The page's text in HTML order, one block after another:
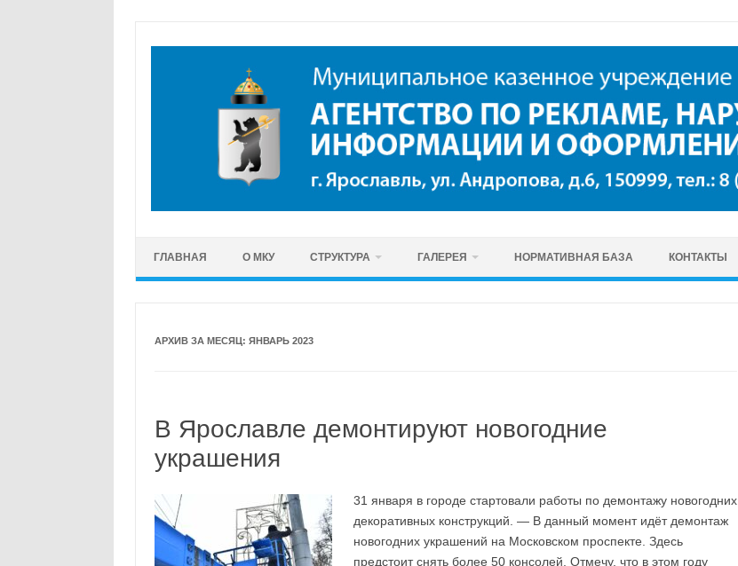
ГЛАВНАЯ О МКУ СТРУКТУРА ГАЛЕРЕЯ НОРМАТИВНАЯ БАЗА КОНТАКТЫ
АРХИВ ЗА МЕСЯЦ: ЯНВАРЬ 2023
В Ярославле демонтируют новогодние
украшения
31 января в городе стартовали работы по демонтажу новогодних
декоративных конструкций. — В данный момент идёт демонтаж
новогодних украшений на Московском проспекте. Здесь
предстоит снять более 50 консолей. Отмечу, что в этом году